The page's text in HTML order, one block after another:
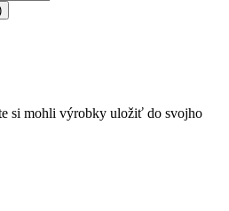
si mohli výrobky uložiť do svojho